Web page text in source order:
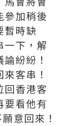
參加稍後
暫時缺
一下，解
紛紛！
客串！
回香港客
要看他有
意回來！